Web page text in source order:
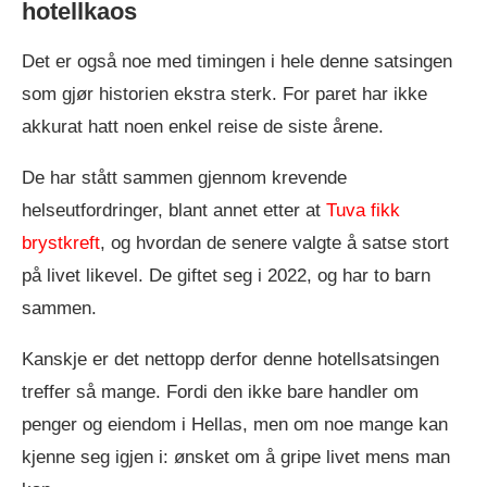
hotellkaos
Det er også noe med timingen i hele denne satsingen
som gjør historien ekstra sterk. For paret har ikke
akkurat hatt noen enkel reise de siste årene.
De har stått sammen gjennom krevende
helseutfordringer, blant annet etter at Tuva fikk
brystkreft, og hvordan de senere valgte å satse stort
på livet likevel. De giftet seg i 2022, og har to barn
sammen.
Kanskje er det nettopp derfor denne hotellsatsingen
treffer så mange. Fordi den ikke bare handler om
penger og eiendom i Hellas, men om noe mange kan
kjenne seg igjen i: ønsket om å gripe livet mens man